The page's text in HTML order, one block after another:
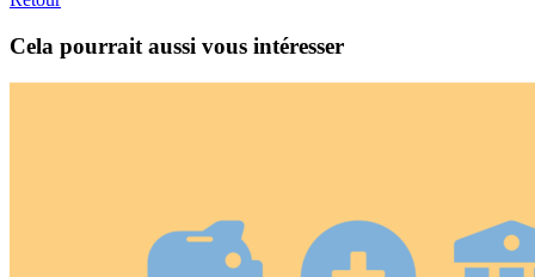
Cela pourrait aussi vous intéresser